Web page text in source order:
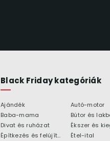
Black Friday kategóriák
Ajándék
Autó-motor
Baba-mama
Divat és ruházat
Építkezés és felújítás
Étel-ital